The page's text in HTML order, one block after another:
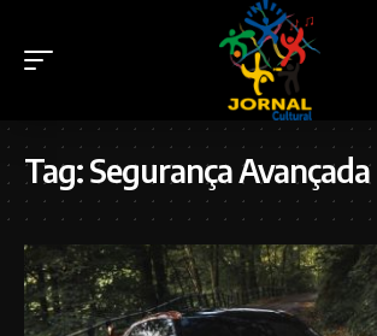
Tag:Segurança Avançada